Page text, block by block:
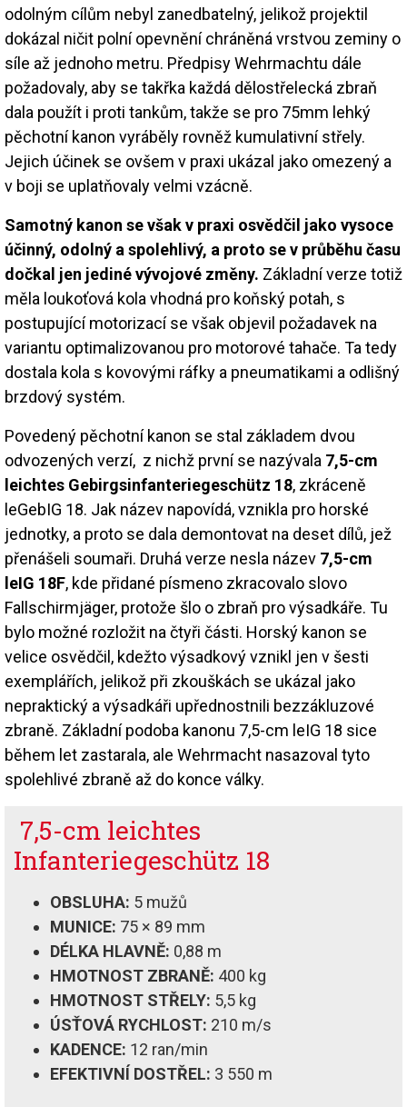
odolným cílům nebyl zanedbatelný, jelikož projektil
dokázal ničit polní opevnění chráněná vrstvou zeminy o
síle až jednoho metru. Předpisy Wehrmachtu dále
požadovaly, aby se takřka každá dělostřelecká zbraň
dala použít i proti tankům, takže se pro 75mm lehký
pěchotní kanon vyráběly rovněž kumulativní střely.
Jejich účinek se ovšem v praxi ukázal jako omezený a
v boji se uplatňovaly velmi vzácně.
Samotný kanon se však v praxi osvědčil jako vysoce
účinný, odolný a spolehlivý, a proto se v průběhu času
dočkal jen jediné vývojové změny. Základní verze totiž
měla loukoťová kola vhodná pro koňský potah, s
postupující motorizací se však objevil požadavek na
variantu optimalizovanou pro motorové tahače. Ta tedy
dostala kola s kovovými ráfky a pneumatikami a odlišný
brzdový systém.
Povedený pěchotní kanon se stal základem dvou
odvozených verzí, z nichž první se nazývala 7,5-cm
leichtes Gebirgsinfanteriegeschütz 18, zkráceně
leGebIG 18. Jak název napovídá, vznikla pro horské
jednotky, a proto se dala demontovat na deset dílů, jež
přenášeli soumaři. Druhá verze nesla název 7,5-cm
leIG 18F, kde přidané písmeno zkracovalo slovo
Fallschirmjäger, protože šlo o zbraň pro výsadkáře. Tu
bylo možné rozložit na čtyři části. Horský kanon se
velice osvědčil, kdežto výsadkový vznikl jen v šesti
exemplářích, jelikož při zkouškách se ukázal jako
nepraktický a výsadkáři upřednostnili bezzákluzové
zbraně. Základní podoba kanonu 7,5-cm leIG 18 sice
během let zastarala, ale Wehrmacht nasazoval tyto
spolehlivé zbraně až do konce války.
7,5-cm leichtes
Infanteriegeschütz 18
OBSLUHA: 5 mužů
MUNICE: 75 × 89 mm
DÉLKA HLAVNĚ: 0,88 m
HMOTNOST ZBRANĚ: 400 kg
HMOTNOST STŘELY: 5,5 kg
ÚSŤOVÁ RYCHLOST: 210 m/s
KADENCE: 12 ran/min
EFEKTIVNÍ DOSTŘEL: 3 550 m